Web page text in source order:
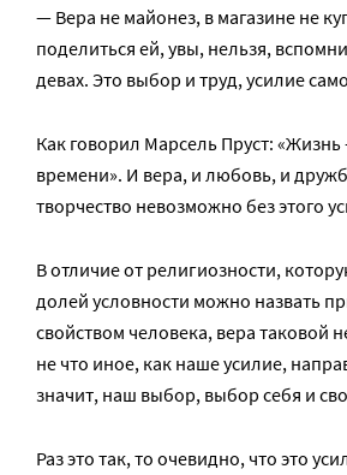
— Вера не майонез, в магазине не
поделиться ей, увы, нельзя,
девах. Это выбор и труд, усилие
Как говорил Марсель Пруст: «Жизнь
времени». И вера, и любовь, и
творчество невозможно без этого
В отличие от религиозности,
долей условности можно назвать
свойством человека, вера таковой
не что иное, как наше усилие,
значит, наш выбор, выбор себя и
Раз это так, то очевидно, что это